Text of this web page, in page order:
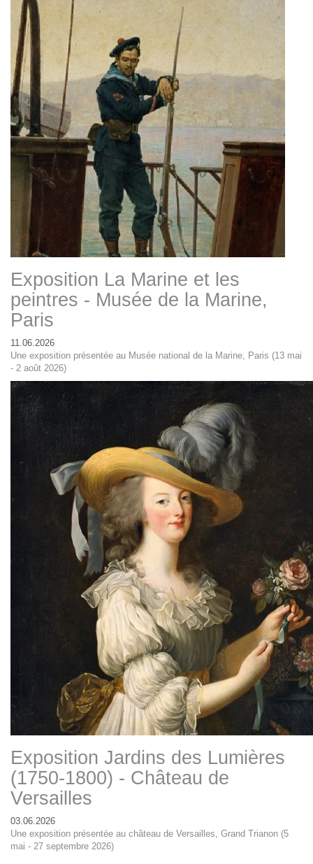
Exposition La Marine et les
peintres - Musée de la Marine,
Paris
11.06.2026
Une exposition présentée au Musée national de la Marine, Paris (13 mai
- 2 août 2026)
Exposition Jardins des Lumières
(1750-1800) - Château de
Versailles
03.06.2026
Une exposition présentée au château de Versailles, Grand Trianon (5
mai - 27 septembre 2026)